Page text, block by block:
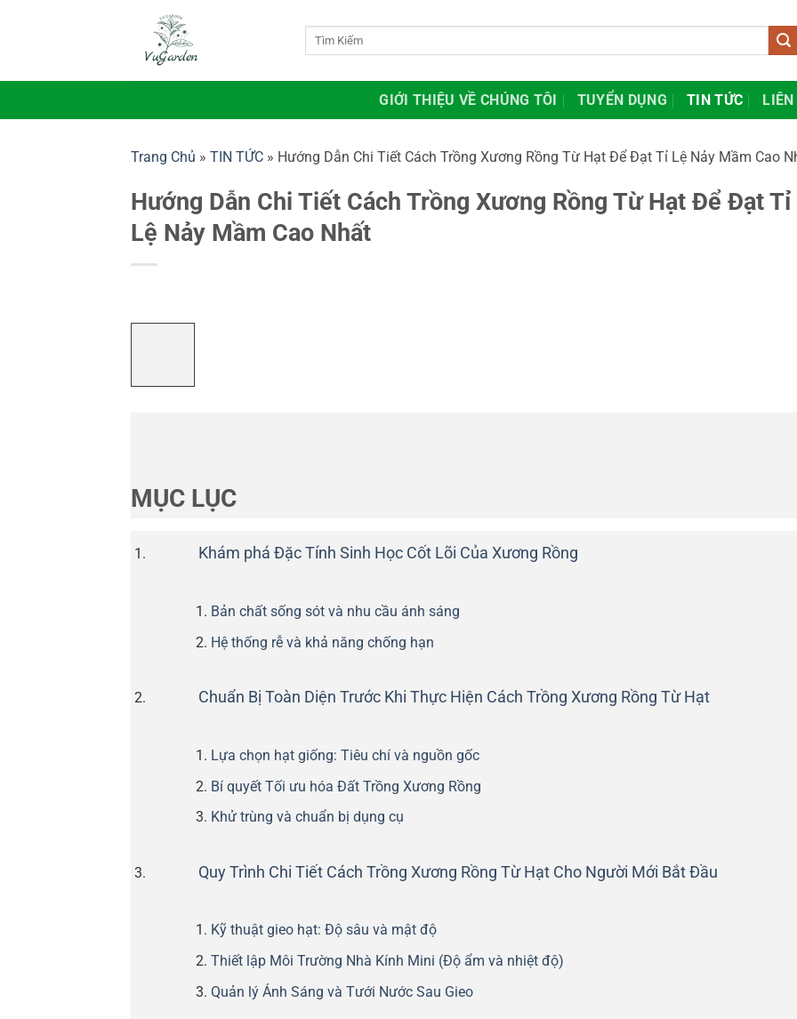
dung
GIỚI THIỆU VỀ CHÚNG TÔI TUYỂN DỤNG TIN TỨC LIÊN
Trang Chủ » TIN TỨC » Hướng Dẫn Chi Tiết Cách Trồng Xương Rồng Từ Hạt Để Đạt Tỉ Lệ Nảy Mầm Cao
Hướng Dẫn Chi Tiết Cách Trồng Xương Rồng Từ Hạt Để Đạt Tỉ
Lệ Nảy Mầm Cao Nhất
MỤC LỤC
Khám phá Đặc Tính Sinh Học Cốt Lõi Của Xương Rồng
Bản chất sống sót và nhu cầu ánh sáng
Hệ thống rễ và khả năng chống hạn
Chuẩn Bị Toàn Diện Trước Khi Thực Hiện Cách Trồng Xương Rồng Từ Hạt
Lựa chọn hạt giống: Tiêu chí và nguồn gốc
Bí quyết Tối ưu hóa Đất Trồng Xương Rồng
Khử trùng và chuẩn bị dụng cụ
Quy Trình Chi Tiết Cách Trồng Xương Rồng Từ Hạt Cho Người Mới Bắt Đầu
Kỹ thuật gieo hạt: Độ sâu và mật độ
Thiết lập Môi Trường Nhà Kính Mini (Độ ẩm và nhiệt độ)
Quản lý Ánh Sáng và Tưới Nước Sau Gieo